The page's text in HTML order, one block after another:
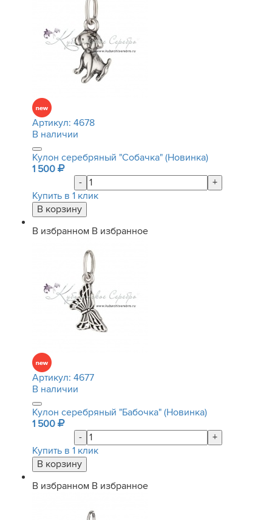
Артикул: 4678
В наличии
Кулон серебряный "Собачка" (Новинка)
1 500
-
+
Купить в 1 клик
В избранном В избранное
Артикул: 4677
В наличии
Кулон серебряный "Бабочка" (Новинка)
1 500
-
+
Купить в 1 клик
В избранном В избранное